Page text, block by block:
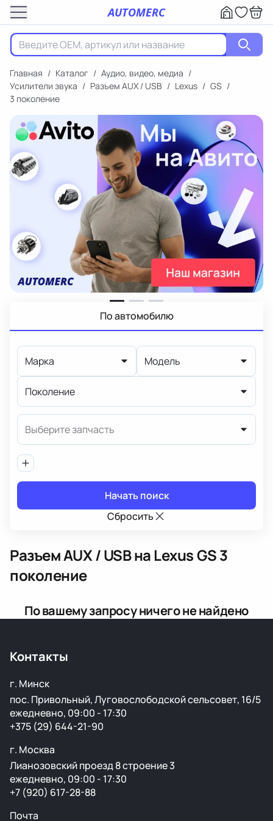
AUTOMERC
Главная / Каталог / Аудио, видео, медиа /
Усилители звука / Разъем AUX / USB / Lexus / GS /
3 поколение
По автомобилю
Марка Модель
Поколение
Выберите запчасть
Начать поиск
Сбросить
Разъем AUX / USBна Lexus GS 3
поколение
По вашему запросу ничего не найдено
Контакты
г. Минск
пос. Привольный, Луговослободской сельсовет, 16/5
ежедневно, 09:00 - 17:30
+375 (29) 644-21-90
г. Москва
Лианозовский проезд 8 строение 3
ежедневно, 09:00 - 17:30
+7 (920) 617-28-88
Почта